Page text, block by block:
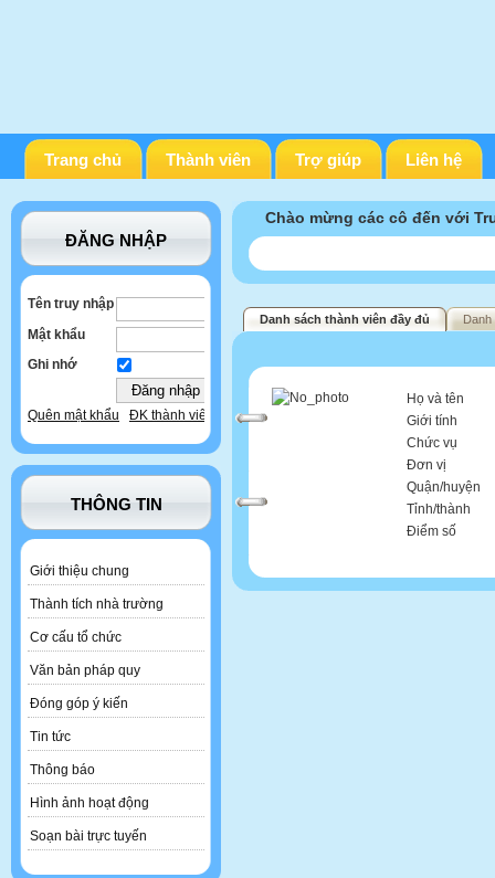
Trang chủ Thành viên Trợ giúp Liên hệ
ĐĂNG NHẬP
Tên truy nhập
Mật khẩu
Ghi nhớ
Quên mật khẩu ĐK thành viên
THÔNG TIN
Giới thiệu chung
Thành tích nhà trường
Cơ cấu tổ chức
Văn bản pháp quy
Đóng góp ý kiến
Tin tức
Thông báo
Hình ảnh hoạt động
Soạn bài trực tuyến
Chào mừng các cô đến với
Danh sách thành viên đầy đủ Danh
Họ và tên
Giới tính
Chức vụ
Đơn vị
Quận/huyện
Tỉnh/thành
Điểm số